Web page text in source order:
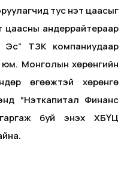
тус үнэт цаасыг
цаасны андеррайтераар
ТЗК компаниудаар
Монголын хөрөнгийн
өгөөжтэй хөрөнгө
“Нэткапитал Финанс
буй энэхүү ХБҮЦ